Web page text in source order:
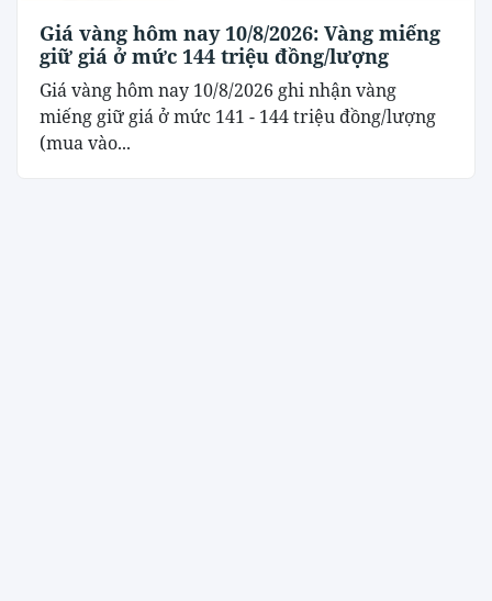
Giá vàng hôm nay 10/8/2026: Vàng miếng
giữ giá ở mức 144 triệu đồng/lượng
Giá vàng hôm nay 10/8/2026 ghi nhận vàng
miếng giữ giá ở mức 141 - 144 triệu đồng/lượng
(mua vào...